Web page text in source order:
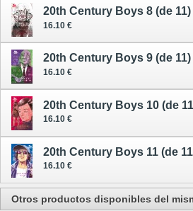
20th Century Boys 8 (de
16.10 €
20th Century Boys 9 (de
16.10 €
20th Century Boys 10 (de
16.10 €
20th Century Boys 11 (de
16.10 €
Otros productos disponibles del